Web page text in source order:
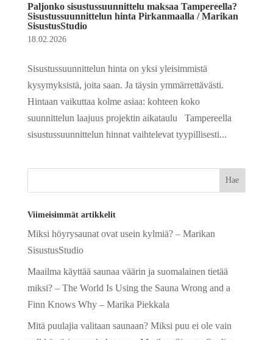
Paljonko sisustussuunnittelu maksaa Tampereella?
Sisustussuunnittelun hinta Pirkanmaalla / Marikan
SisustusStudio
18.02.2026
Sisustussuunnittelun hinta on yksi yleisimmistä
kysymyksistä, joita saan. Ja täysin ymmärrettävästi.
Hintaan vaikuttaa kolme asiaa: kohteen koko
suunnittelun laajuus projektin aikataulu Tampereella
sisustussuunnittelun hinnat vaihtelevat tyypillisesti...
Viimeisimmät artikkelit
Miksi höyrysaunat ovat usein kylmiä? – Marikan
SisustusStudio
Maailma käyttää saunaa väärin ja suomalainen tietää
miksi? – The World Is Using the Sauna Wrong and a
Finn Knows Why – Marika Piekkala
Mitä puulajia valitaan saunaan? Miksi puu ei ole vain